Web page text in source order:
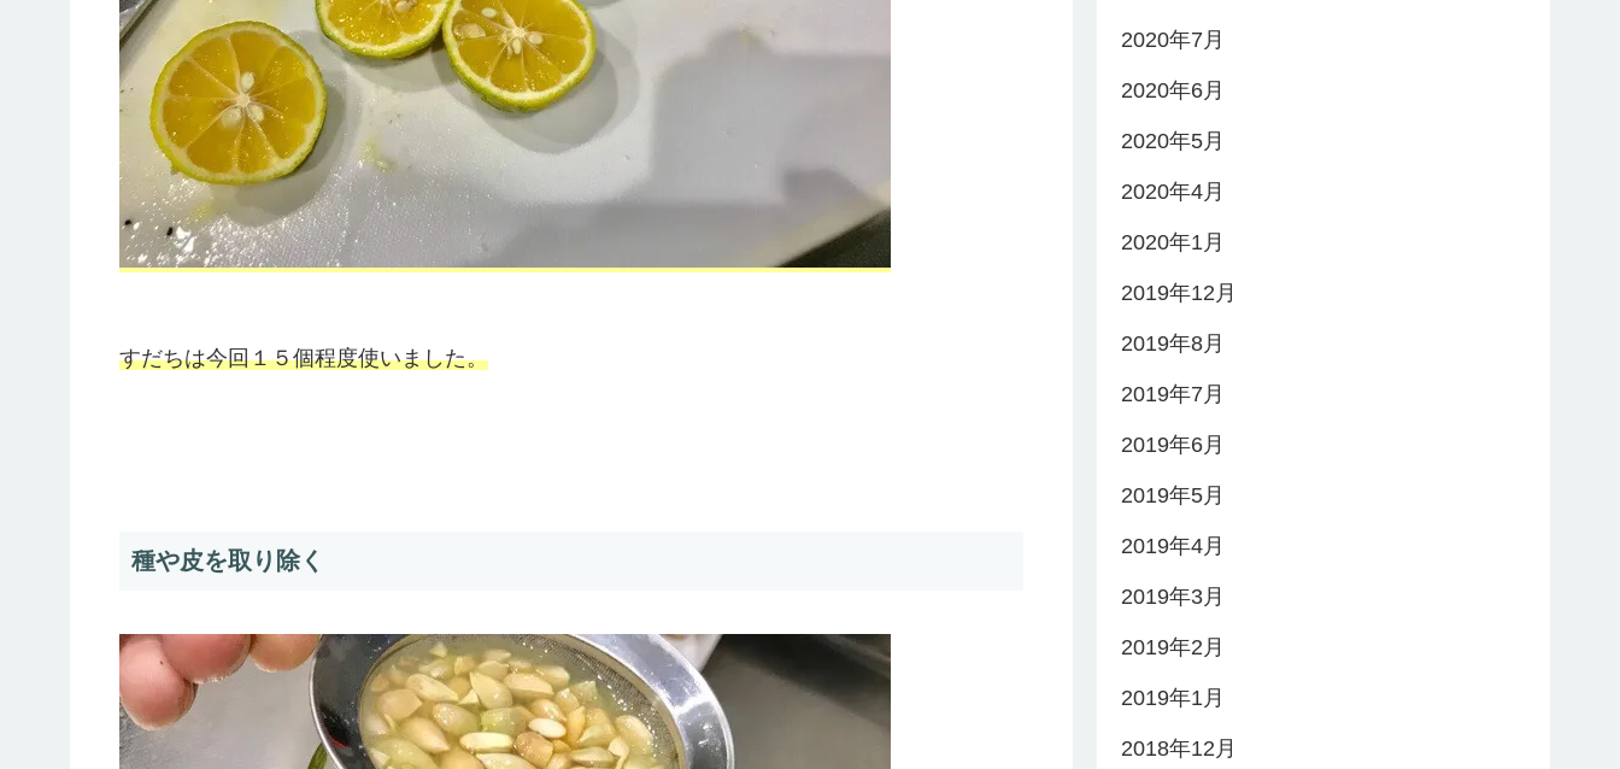
すだちは今回１５個程度使いました。
種や皮を取り除く
2020年7月
2020年6月
2020年5月
2020年4月
2020年1月
2019年12月
2019年8月
2019年7月
2019年6月
2019年5月
2019年4月
2019年3月
2019年2月
2019年1月
2018年12月